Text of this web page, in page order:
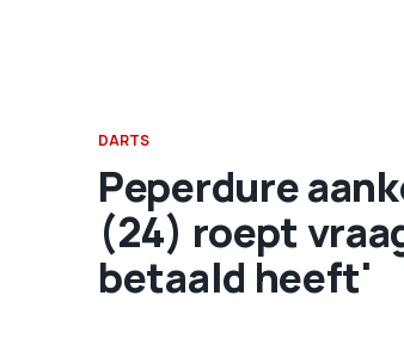
DARTS
Peperdure
(24) roept
betaald heeft'